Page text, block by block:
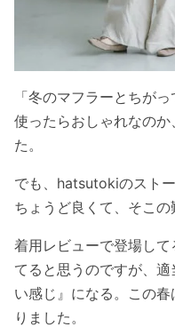
「冬のマフラーとちが
使ったらおしゃれなの
た。
でも、hatsutokiのスト
ちょうど良くて、そこの
着用レビューで登場し
てると思うのですが、
い感じ』になる。この
りました。